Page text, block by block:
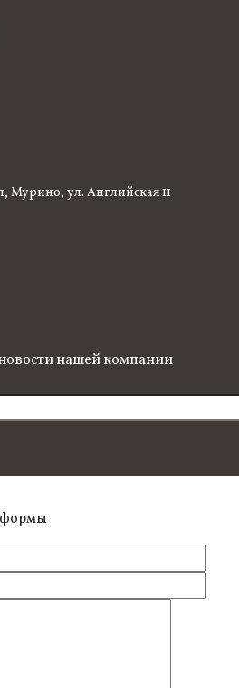
Мурино, ул. Английская 11
нашей компании
формы